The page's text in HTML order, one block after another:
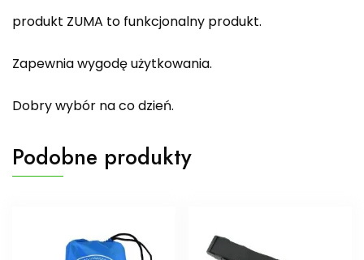
produkt ZUMA to funkcjonalny produkt.
Zapewnia wygodę użytkowania.
Dobry wybór na co dzień.
Podobne produkty